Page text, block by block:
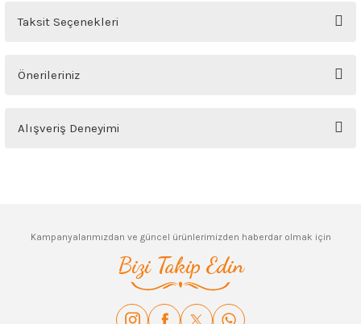
Ürün hakkında henüz soru sorulmamış.
Taksit Seçenekleri
Önerileriniz
Bu ürünün fiyat bilgisi, resim, ürün açıklamalarında ve diğer konularda
yetersiz gördüğünüz noktaları öneri formunu kullanarak tarafımıza
Ürün fiyatı diğer sitelerden daha pahalı.
Alışveriş Deneyimi
Kampanyalarımızdan ve güncel ürünlerimizden haberdar olmak için
Bizi Takip Edin